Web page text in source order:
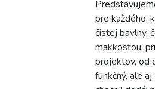
pre každého,
čistej bavlny,
mäkkosťou,
projektov, od
funkčný, ale